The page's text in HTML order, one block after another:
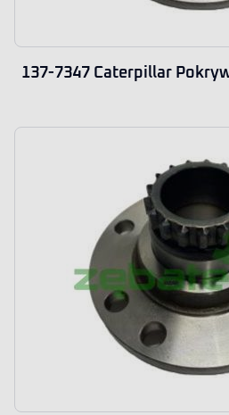
137-7347 Caterpillar